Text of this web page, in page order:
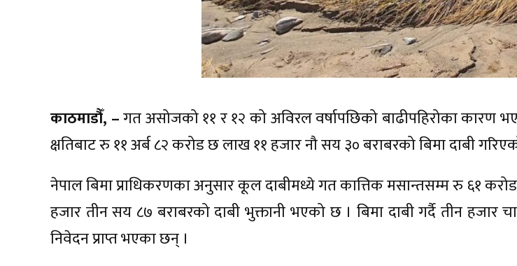
काठमाडौँ, –गत असोजको ११ र १२ को अविरल वर्षापछिको बाढीपहिरोका कारण
क्षतिबाट रु ११ अर्ब ८२ करोड छ लाख ११ हजार नौ सय ३० बराबरको बिमा दाबी
नेपाल बिमा प्राधिकरणका अनुसार कूल दाबीमध्ये गत कात्तिक मसान्तसम्म रु ६१
हजार तीन सय ८७ बराबरको दाबी भुक्तानी भएको छ । बिमा दाबी गर्दै तीन हजार
निवेदन प्राप्त भएका छन् ।